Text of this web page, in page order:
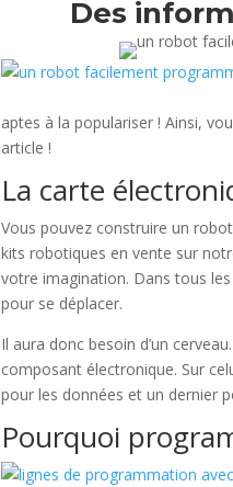
Des
aptes à la populariser ! Ainsi,
article !
La carte
Vous pouvez construire un
kits robotiques en vente sur
votre imagination. Dans tous
pour se déplacer.
Il aura donc besoin d’un
composant électronique. Sur
pour les données et un dernier
Pourquoi